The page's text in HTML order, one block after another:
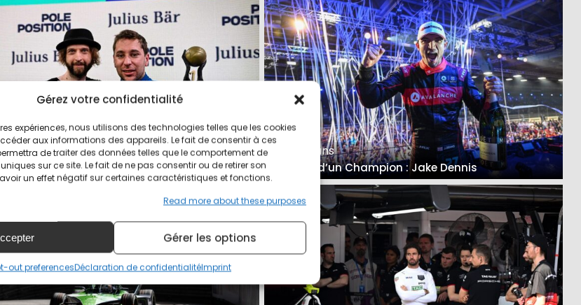
Gérez votre confidentialité
expériences, nous utilisons des technologies telles que les cookies
aux informations des appareils. Le fait de consentir à ces
de traiter des données telles que le comportement de
sur ce site. Le fait de ne pas consentir ou de retirer son
un effet négatif sur certaines caractéristiques et fonctions.
Read more about these purposes
Gérer les options
out preferencesDéclaration de confidentialitéImprint
ans
confirme le départ de Robin Frijns
Il y a 3 ans
Itinéraire d’un Champion : Jake Dennis